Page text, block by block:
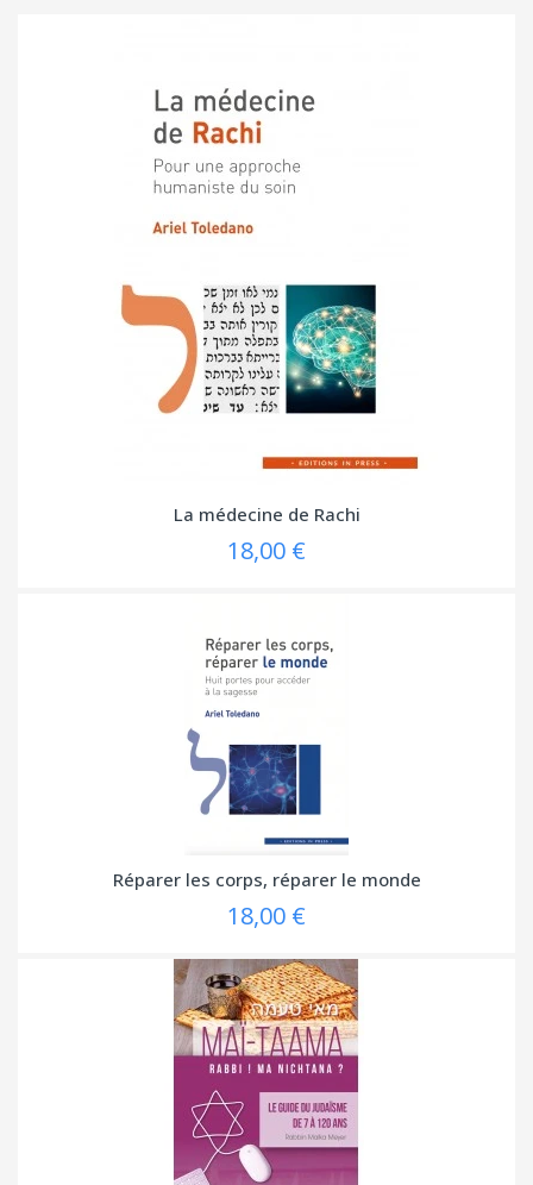
La médecine de Rachi
18,00 €
Réparer les corps, réparer le monde
18,00 €